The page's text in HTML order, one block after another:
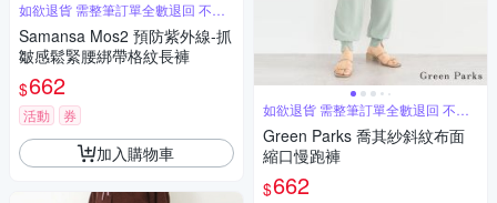
如欲退貨 需整筆訂單全數退回 不能
單退
Samansa Mos2 預防紫外線-抓
皺感鬆緊腰綁帶格紋長褲
$662
活動 券
加入購物車
如欲退貨 需整筆訂單全數退回 不能
單退
Green Parks 喬其紗斜紋布面
縮口慢跑褲
$662